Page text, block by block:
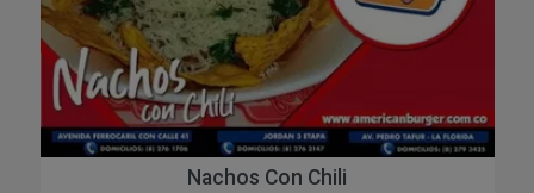
Nachos Con Chili